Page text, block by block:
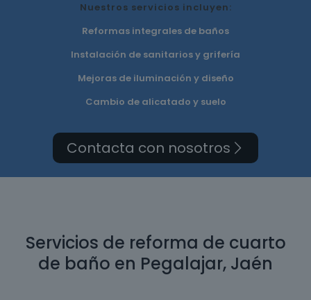
Nuestros servicios incluyen:
Reformas integrales de baños
Instalación de sanitarios y grifería
Mejoras de iluminación y diseño
Cambio de alicatado y suelo
Contacta con nosotros
Servicios de reforma de cuarto
de baño en Pegalajar, Jaén